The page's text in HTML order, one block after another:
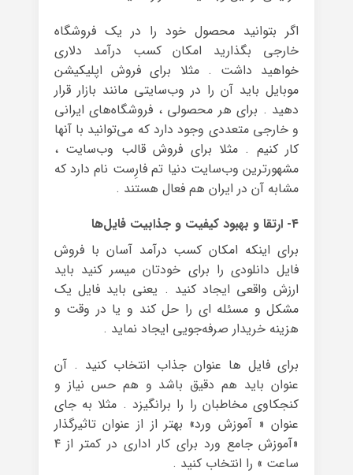
اگر بتوانید محصول خود را در یک فروشگاه
خارجی بگذارید امکان کسب درآمد دلاری
خواهید داشت . مثلا برای فروش اپلیکیشن
موبایل باید آن را در وب‌سایتی مانند بازار قرار
دهید . برای هر محصولی ، فروشگاه‌های ایرانی
و خارجی متعددی وجود دارد که می‌توانید با آنها
کار کنیم . مثلا برای فروش قالب وب‌سایت ،
مشهورترین وب‌سایت دنیا تم فارِست نام دارد که
مشابه آن در ایران هم فعال هستند .
۴- ارتقا و بهبود کیفیت و جذابیت فایل‌ها
برای اینکه امکان کسب درآمد آسان با فروش
فایل دانلودی را برای خودتان میسر کنید باید
ارزش واقعی ایجاد کنید . یعنی باید فایل یک
مشکل و مسئله ای را حل کند و یا در وقت و
هزینه خریدار صرفه‌جویی ایجاد نماید .
برای فایل ها عنوان جذاب انتخاب کنید . آن
عنوان باید هم دقیق باشد و هم حس نیاز و
کنجکاوی مخاطبان را را برانگیزد . مثلا به جای
عنوان « آموزش ورد» بهتر از از عنوان تاثیرگذار
«آموزش جامع ورد برای کار اداری در کمتر از ۴
ساعت » را انتخاب کنید .